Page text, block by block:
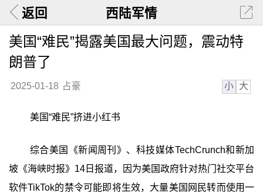
返回 西陆军情
美国“难民”揭露美国最大问题，震动特
朗普了
2025-01-18 占豪 小 大
美国“难民”挤进小红书
综合美国《新闻周刊》、科技媒体TechCrunch和新加
坡《海峡时报》14日报道，因为美国政府针对热门社交平台
软件TikTok的禁令可能即将生效，大量美国网民转而使用一